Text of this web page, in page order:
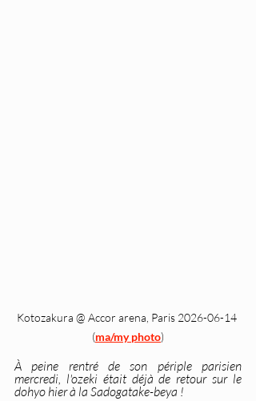
Kotozakura @ Accor arena, Paris 2026-06-14
(ma/my photo)
À peine rentré de son périple parisien
mercredi, l'ozeki était déjà de retour sur le
dohyo hier à la Sadogatake-beya !